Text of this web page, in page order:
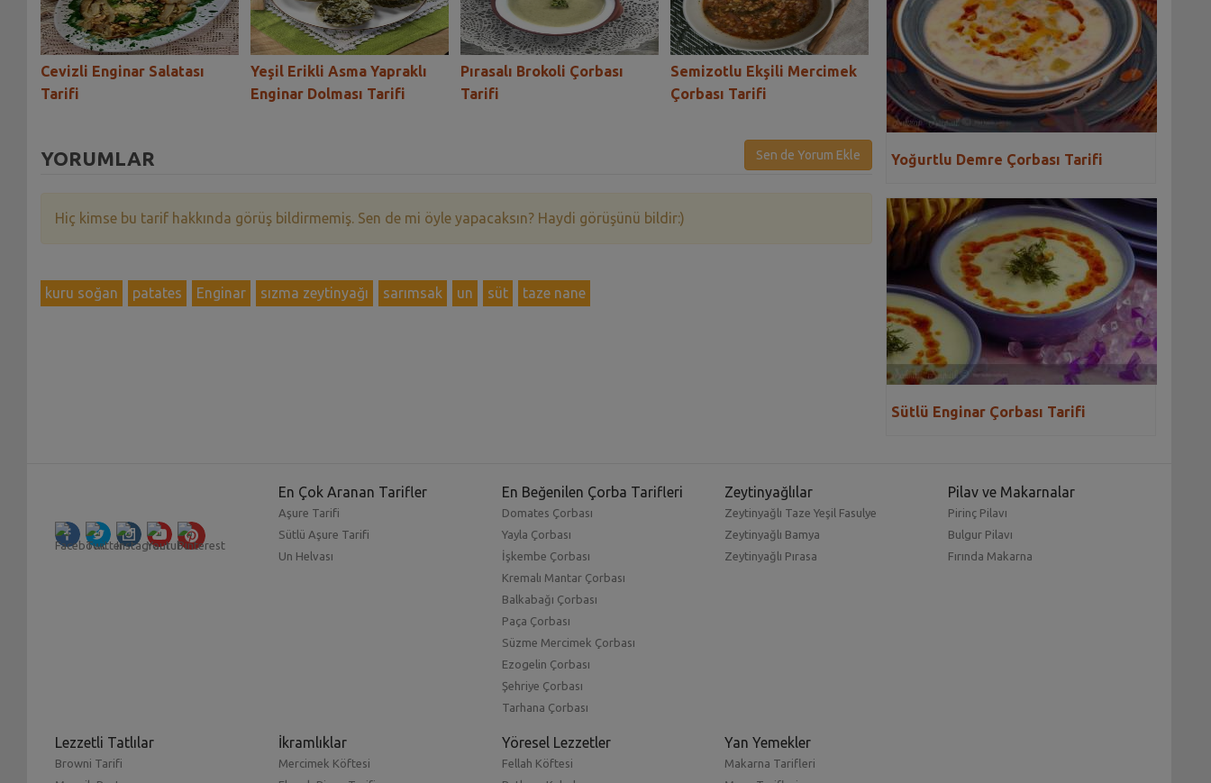
Cevizli Enginar Salatası
Tarifi
Yeşil Erikli Asma Yapraklı
Enginar Dolması Tarifi
Pırasalı Brokoli Çorbası
Tarifi
Semizotlu Ekşili Mercimek
Çorbası Tarifi
Paça Çorbası Tarifi
Terbiyeli Kereviz
Çorbası Tarifi
YORUMLAR Sen de Yorum Ekle
Hiç kimse bu tarif hakkında görüş bildirmemiş. Sen de mi öyle yapacaksın? Haydi görüşünü bildir:)
kuru soğan patates Enginar sızma zeytinyağı sarımsak un süt taze nane
Yoğurtlu Demre Çorbası Tarifi
Sütlü Enginar Çorbası Tarifi
En Çok Aranan Tarifler
Aşure Tarifi
Sütlü Aşure Tarifi
Un Helvası
En Beğenilen Çorba Tarifleri
Domates Çorbası
Yayla Çorbası
İşkembe Çorbası
Kremalı Mantar Çorbası
Balkabağı Çorbası
Paça Çorbası
Süzme Mercimek Çorbası
Ezogelin Çorbası
Şehriye Çorbası
Tarhana Çorbası
Zeytinyağlılar
Zeytinyağlı Taze Yeşil Fasulye
Zeytinyağlı Bamya
Zeytinyağlı Pırasa
Pilav ve Makarnalar
Pirinç Pilavı
Bulgur Pilavı
Fırında Makarna
Lezzetli Tatlılar
Browni Tarifi
İkramlıklar
Mercimek Köftesi
Yöresel Lezzetler
Fellah Köftesi
Yan Yemekler
Makarna Tarifleri